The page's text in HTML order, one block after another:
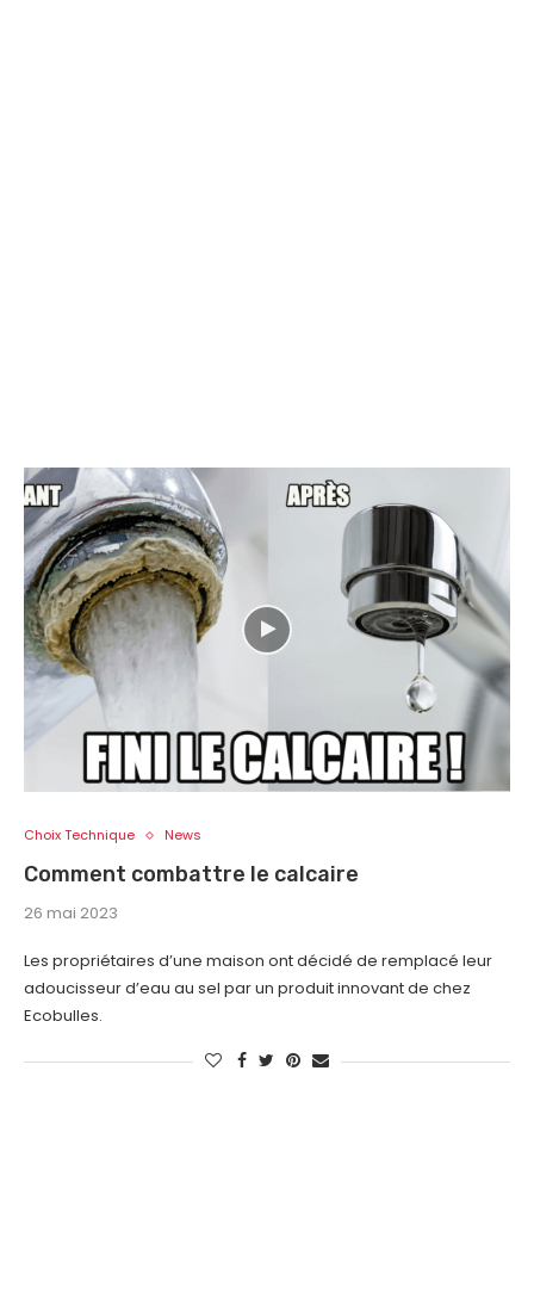
Choix Technique News
Comment combattre le calcaire
26 mai 2023
Les propriétaires d’une maison ont décidé de remplacé leur
adoucisseur d’eau au sel par un produit innovant de chez
Ecobulles.